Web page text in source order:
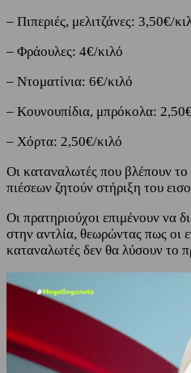
– Πιπεριές, μελιτζάνες: 3,50€/
– Φράουλες: 4€/κιλό
– Ντοματίνια: 6€/κιλό
– Κουνουπίδια, μπρόκολα:
– Χόρτα: 2,50€/κιλό
Οι καταναλωτές που βλέπουν
πιέσεων ζητούν στήριξη του
Οι πρατηριούχοι επιμένουν να
στην αντλία, θεωρώντας πως οι
καταναλωτές δεν θα λύσουν το